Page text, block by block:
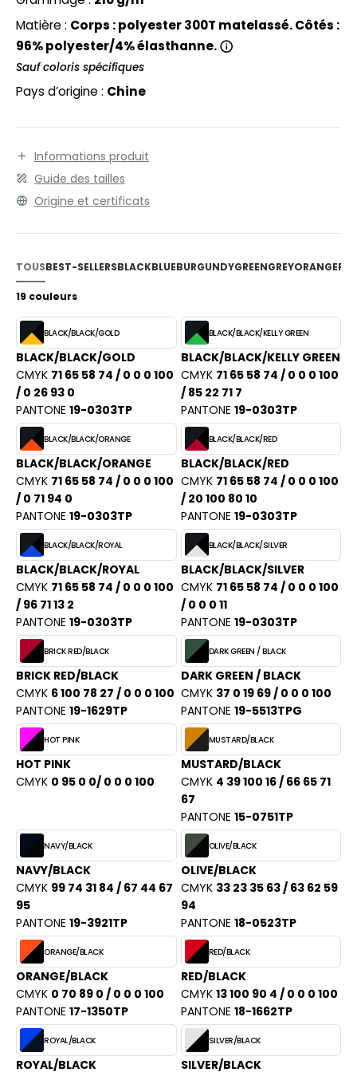
LABEL / TEAR AWAY
SHOPPING
VETEMENTS
SHIRT
SHIRT
PROFESSIONNELLE
- BLOUSON
ROW
OF THE LOOM
OF THE LOOM VINTAGE
- BLANKS
COOL
HOODS
T'S
SERIE
GEN
MORNING STUDIOS
SEGURIDAD
DUICK
Matière : Corps : polyester 300T matelassé. Côtés :
96% polyester/4% élasthanne.
Sauf coloris spécifiques
Pays d’origine : Chine
Informations produit
Guide des tailles
Origine et certificats
TOUSBEST-SELLERSBLACKBLUEBURGUNDYGREENGREYORANGE
19 couleurs
BLACK/BLACK/GOLD
BLACK/BLACK/GOLD
CMYK 71 65 58 74 / 0 0 0 100
/ 0 26 93 0
PANTONE 19-0303TP
BLACK/BLACK/KELLY GREEN
BLACK/BLACK/KELLY GREEN
CMYK 71 65 58 74 / 0 0 0 100
/ 85 22 71 7
PANTONE 19-0303TP
BLACK/BLACK/ORANGE
BLACK/BLACK/ORANGE
CMYK 71 65 58 74 / 0 0 0 100
/ 0 71 94 0
PANTONE 19-0303TP
BLACK/BLACK/RED
BLACK/BLACK/RED
CMYK 71 65 58 74 / 0 0 0 100
/ 20 100 80 10
PANTONE 19-0303TP
BLACK/BLACK/ROYAL
BLACK/BLACK/ROYAL
CMYK 71 65 58 74 / 0 0 0 100
/ 96 71 13 2
PANTONE 19-0303TP
BLACK/BLACK/SILVER
BLACK/BLACK/SILVER
CMYK 71 65 58 74 / 0 0 0 100
/ 0 0 0 11
PANTONE 19-0303TP
BRICK RED/BLACK
BRICK RED/BLACK
CMYK 6 100 78 27 / 0 0 0 100
PANTONE 19-1629TP
DARK GREEN / BLACK
DARK GREEN / BLACK
CMYK 37 0 19 69 / 0 0 0 100
PANTONE 19-5513TPG
HOT PINK
HOT PINK
CMYK 0 95 0 0/ 0 0 0 100
MUSTARD/BLACK
MUSTARD/BLACK
CMYK 4 39 100 16 / 66 65 71
67
PANTONE 15-0751TP
NAVY/BLACK
NAVY/BLACK
CMYK 99 74 31 84 / 67 44 67
95
PANTONE 19-3921TP
OLIVE/BLACK
OLIVE/BLACK
CMYK 33 23 35 63 / 63 62 59
94
PANTONE 18-0523TP
ORANGE/BLACK
ORANGE/BLACK
CMYK 0 70 89 0 / 0 0 0 100
PANTONE 17-1350TP
RED/BLACK
RED/BLACK
CMYK 13 100 90 4 / 0 0 0 100
PANTONE 18-1662TP
ROYAL/BLACK
ROYAL/BLACK
SILVER/BLACK
SILVER/BLACK